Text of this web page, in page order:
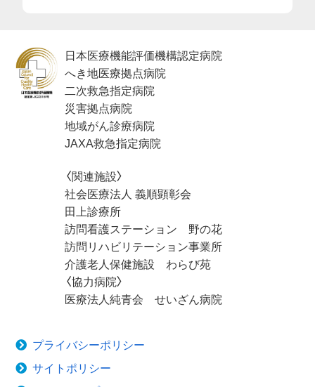
日本医療機能評価機構認定病院
へき地医療拠点病院
二次救急指定病院
災害拠点病院
地域がん診療病院
JAXA救急指定病院
〈関連施設〉
社会医療法人 義順顕彰会
田上診療所
訪問看護ステーション 野の花
訪問リハビリテーション事業所
介護老人保健施設 わらび苑
〈協力病院〉
医療法人純青会 せいざん病院
プライバシーポリシー
サイトポリシー